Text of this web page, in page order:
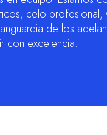
celo
de los
con excelencia.